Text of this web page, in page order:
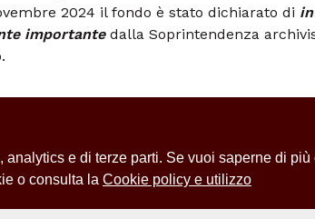
2024 il fondo è stato dichiarato di
importantedalla Soprintendenza
universitaria
varie
e di terze parti. Se vuoi saperne di
o consulta la Cookie policy e utilizzo